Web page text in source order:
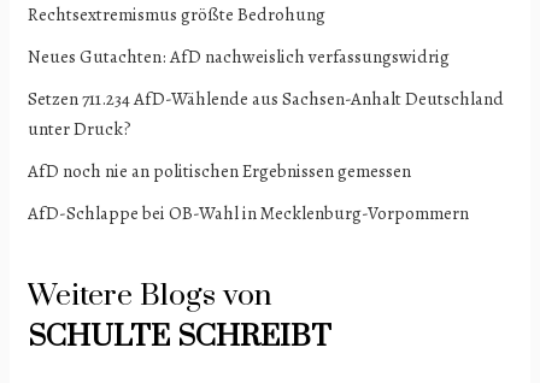
Rechtsextremismus größte Bedrohung
Neues Gutachten: AfD nachweislich verfassungswidrig
Setzen 711.234 AfD-Wählende aus Sachsen-Anhalt Deutschland
unter Druck?
AfD noch nie an politischen Ergebnissen gemessen
AfD-Schlappe bei OB-Wahl in Mecklenburg-Vorpommern
Weitere Blogs von
SCHULTE SCHREIBT